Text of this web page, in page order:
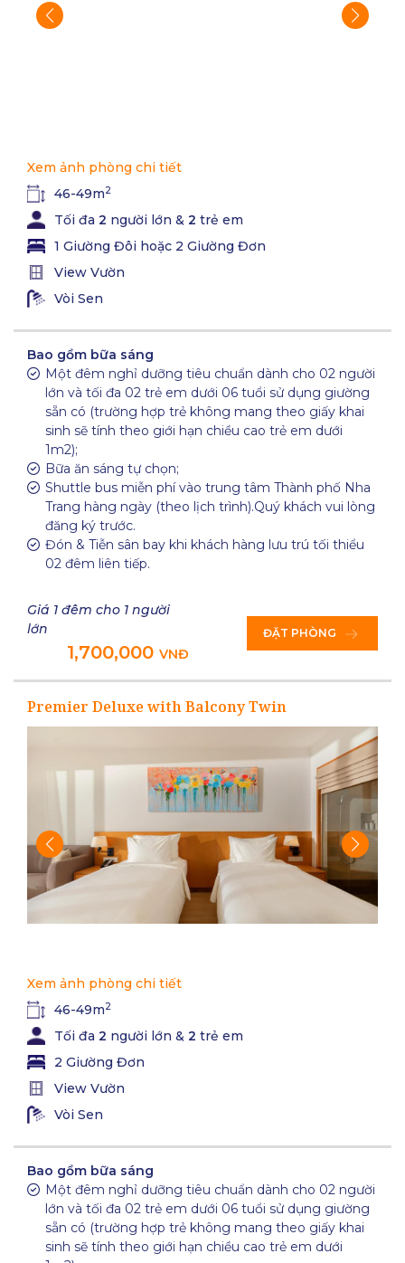
Xem ảnh phòng chi tiết
46-49m2
Tối đa 2 người lớn & 2 trẻ em
1 Giường Đôi hoặc 2 Giường Đơn
View Vườn
Vòi Sen
Bao gồm bữa sáng
Một đêm nghỉ dưỡng tiêu chuẩn dành cho 02 người
lớn và tối đa 02 trẻ em dưới 06 tuổi sử dụng giường
sẵn có (trường hợp trẻ không mang theo giấy khai
sinh sẽ tính theo giới hạn chiều cao trẻ em dưới
1m2);
Bữa ăn sáng tự chọn;
Shuttle bus miễn phí vào trung tâm Thành phố Nha
Trang hàng ngày (theo lịch trình).Quý khách vui lòng
đăng ký trước.
Đón & Tiễn sân bay khi khách hàng lưu trú tối thiểu
02 đêm liên tiếp.
1,700,000 VNĐ
Giá 1 đêm cho 1 người
lớn
ĐẶT PHÒNG
Premier Deluxe with Balcony Twin
Xem ảnh phòng chi tiết
46-49m2
Tối đa 2 người lớn & 2 trẻ em
2 Giường Đơn
View Vườn
Vòi Sen
Bao gồm bữa sáng
Một đêm nghỉ dưỡng tiêu chuẩn dành cho 02 người
lớn và tối đa 02 trẻ em dưới 06 tuổi sử dụng giường
sẵn có (trường hợp trẻ không mang theo giấy khai
sinh sẽ tính theo giới hạn chiều cao trẻ em dưới